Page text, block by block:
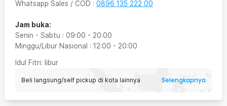
Whatsapp Sales / COD : 0896 135 222 00
Jam buka:
Senin - Sabtu : 09:00 - 20:00
Minggu/Libur Nasional : 12:00 - 20:00
Idul Fitri: libur
Beli langsung/self pickup di kota lainnya Selengkapnya